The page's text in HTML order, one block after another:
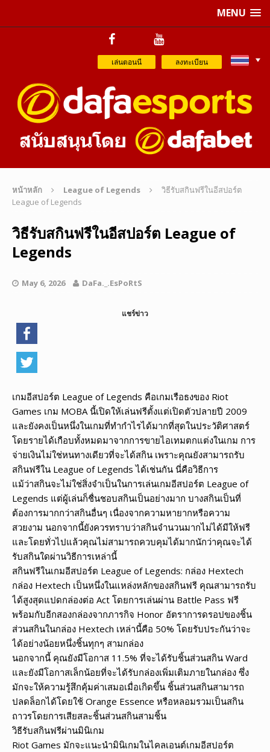
MENU
เล่นตอนนี ลงทะเบียน
หน้าหลัก League of Legends
วิธีรับสกินฟรีในอีสปอร์ต
League of Legends
วิธีรับสกินฟรีในอีสปอร์ต League of
Legends
May 6, 2026 DaFa._.EsPoRtS
แชร์ข่าว
เกมอีสปอร์ต League of Legends คือเกมเรือธงของ Riot
Games เกม MOBA นี้เปิดให้เล่นฟรีตั้งแต่เปิดตัวปลายปี 2009
และยังคงเป็นหนึ่งในเกมที่ทำกำไรได้มากที่สุดในประวัติศาสตร์
โดยรายได้เกือบทั้งหมดมาจากการขายไอเทมตกแต่งในเกม การ
จ่ายเงินไม่ใช่หนทางเดียวที่จะได้สกิน เพราะคุณยังสามารถรับ
สกินฟรีใน League of Legends ได้เช่นกัน นี่คือวิธีการ
แม้ว่าสกินจะไม่ใช่สิ่งจำเป็นในการเล่นเกมอีสปอร์ต League of
Legends แต่ผู้เล่นก็ชื่นชอบสกินเป็นอย่างมาก บางสกินเป็นที่
ต้องการมากกว่าสกินอื่นๆ เนื่องจากความหายากหรือความ
สวยงาม นอกจากนี้ยังควรทราบว่าสกินจำนวนมากไม่ได้มีให้ฟรี
และโดยทั่วไปแล้วคุณไม่สามารถควบคุมได้มากนักว่าคุณจะได้
รับสกินใดผ่านวิธีการเหล่านี้
สกินฟรีในเกมอีสปอร์ต League of Legends: กล่อง Hextech
กล่อง Hextech เป็นหนึ่งในแหล่งหลักของสกินฟรี คุณสามารถรับ
ได้สูงสุดแปดกล่องต่อ Act โดยการเล่นผ่าน Battle Pass ฟรี
พร้อมกับอีกสองกล่องจากภารกิจ Honor อัตราการดรอปของชิ้น
ส่วนสกินในกล่อง Hextech เหล่านี้คือ 50% โดยรับประกันว่าจะ
ได้อย่างน้อยหนึ่งชิ้นทุกๆ สามกล่อง
นอกจากนี้ คุณยังมีโอกาส 11.5% ที่จะได้รับชิ้นส่วนสกิน Ward
และยังมีโอกาสเล็กน้อยที่จะได้รับกล่องเพิ่มเติมภายในกล่อง ซึ่ง
มักจะให้ความรู้สึกคุ้มค่าเสมอเมื่อเกิดขึ้น ชิ้นส่วนสกินสามารถ
ปลดล็อกได้โดยใช้ Orange Essence หรือหลอมรวมเป็นสกิน
ถาวรโดยการเสียสละชิ้นส่วนสกินสามชิ้น
วิธีรับสกินฟรีผ่านมินิเกม
Riot Games มักจะแนะนำมินิเกมในไคลเอนต์เกมอีสปอร์ต